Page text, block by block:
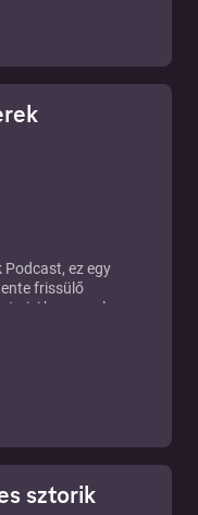
Podcast, ez egy
frissülő
pici humorral
nem szabad
sztorik